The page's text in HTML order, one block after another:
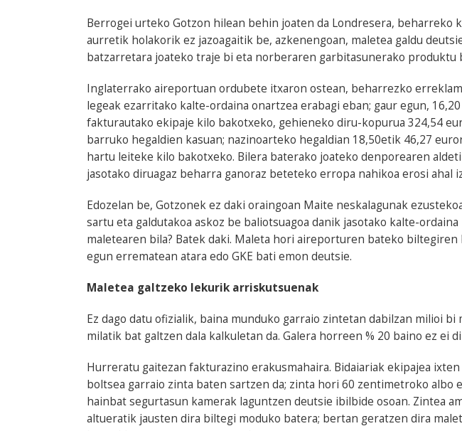
Berrogei urteko Gotzon hilean behin joaten da Londresera, beharreko
aurretik holakorik ez jazoagaitik be, azkenengoan, maletea galdu
batzarretara joateko traje bi eta norberaren garbitasunerako produktu
Inglaterrako aireportuan ordubete itxaron ostean, beharrezko
legeak ezarritako kalte-ordaina onartzea erabagi eban; gaur egun,
fakturautako ekipaje kilo bakotxeko, gehieneko diru-kopurua 324,54
barruko hegaldien kasuan; nazinoarteko hegaldian 18,50etik 46,27
hartu leiteke kilo bakotxeko. Bilera baterako joateko denporearen
jasotako diruagaz beharra ganoraz beteteko erropa nahikoa erosi ahal
Edozelan be, Gotzonek ez daki oraingoan Maite neskalagunak
sartu eta galdutakoa askoz be baliotsuagoa danik jasotako kalte-
maletearen bila? Batek daki. Maleta hori aireporturen bateko
egun errematean atara edo GKE bati emon deutsie.
Maletea galtzeko lekurik arriskutsuenak
Ez dago datu ofizialik, baina munduko garraio zintetan dabilzan milioi bi
milatik bat galtzen dala kalkuletan da. Galera horreen % 20 baino ez ei
Hurreratu gaitezan fakturazino erakusmahaira. Bidaiariak ekipajea ixten
boltsea garraio zinta baten sartzen da; zinta hori 60 zentimetroko albo
hainbat segurtasun kamerak laguntzen deutsie ibilbide osoan. Zintea
altueratik jausten dira biltegi moduko batera; bertan geratzen dira